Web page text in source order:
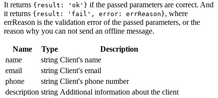
It returns {result: 'ok'} if the passed parameters are correct. And
it returns {result: 'fail', error: errReason}, where
errReason is the validation error of the passed parameters, or the
reason why you can not send an offline message.
Name Type
Description
name
string Client's name
email
string Client's email
phone
string Client's phone number
description string Additional information about the client